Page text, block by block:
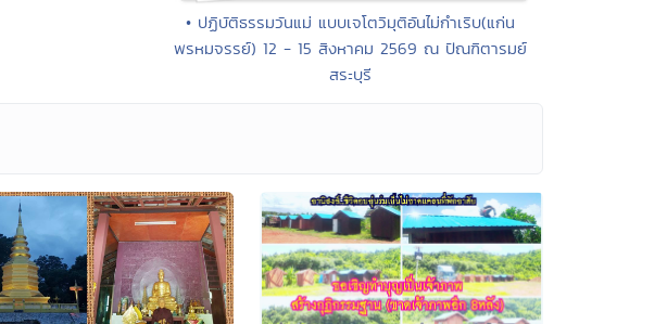
• ปฏิบัติธรรมวันแม่ แบบเจโตวิมุติอันไม่กำเริบ(แก่น
พรหมจรรย์) 12 - 15 สิงหาคม 2569 ณ ปัณฑิตารมย์
สระบุรี